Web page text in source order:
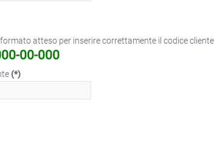
atteso per inserire correttamente il codice cliente
00-000
(*)